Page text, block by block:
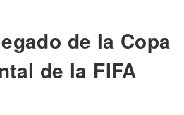
de la Copa
de la FIFA